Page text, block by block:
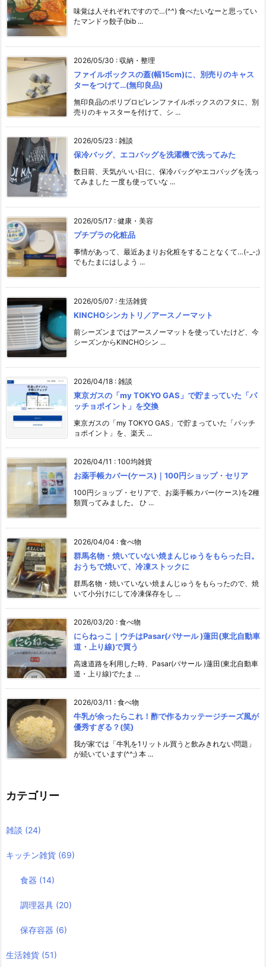
味覚は人それぞれですので…(^^) 食べたいなーと思ってい
たマンドゥ餃子(bib ...
2026/05/30 : 収納・整理
ファイルボックスの蓋(幅15cm)に、別売りのキャス
ターをつけて…(無印良品)
無印良品のポリプロピレンファイルボックスのフタに、別
売りのキャスターを付けて、シ ...
2026/05/23 : 雑談
保冷バッグ、エコバッグを洗濯機で洗ってみた
数日前、天気がいい日に、保冷バッグやエコバッグを洗っ
てみました 一度も使っていな ...
2026/05/17 : 健康・美容
プチプラの化粧品
事情があって、最近あまりお化粧をすることなくて…(-_-;)
でもたまにはしよう ...
2026/05/07 : 生活雑貨
KINCHOシンカトリ／アースノーマット
前シーズンまではアースノーマットを使っていたけど、今
シーズンからKINCHOシン ...
2026/04/18 : 雑談
東京ガスの「my TOKYO GAS」で貯まっていた「パ
ッチョポイント」を交換
東京ガスの「my TOKYO GAS」で貯まっていた「パッチ
ョポイント」を、楽天 ...
2026/04/11 : 100均雑貨
お薬手帳カバー(ケース)｜100円ショップ・セリア
100円ショップ・セリアで、お薬手帳カバー(ケース)を2種
類買ってみました。 ひ ...
2026/04/04 : 食べ物
群馬名物・焼いていない焼まんじゅうをもらった日。
おうちで焼いて、冷凍ストックに
群馬名物・焼いていない焼まんじゅうをもらったので、焼
いて小分けにして冷凍保存をし ...
2026/03/20 : 食べ物
にらねっこ｜ウチはPasar(パサール )蓮田(東北自動車
道・上り線)で買う
高速道路を利用した時、Pasar(パサール )蓮田(東北自動車
道・上り線)でたま ...
2026/03/11 : 食べ物
牛乳が余ったらこれ！酢で作るカッテージチーズ風が
優秀すぎる？(笑)
我が家では「牛乳を1リットル買うと飲みきれない問題」
が続いています(^^;) 本 ...
カテゴリー
雑談 (24)
キッチン雑貨 (69)
食器 (14)
調理器具 (20)
保存容器 (6)
生活雑貨 (51)